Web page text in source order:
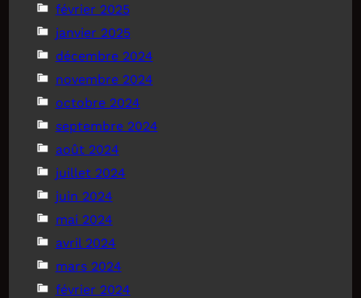
février 2025
janvier 2025
décembre 2024
novembre 2024
octobre 2024
septembre 2024
août 2024
juillet 2024
juin 2024
mai 2024
avril 2024
mars 2024
février 2024